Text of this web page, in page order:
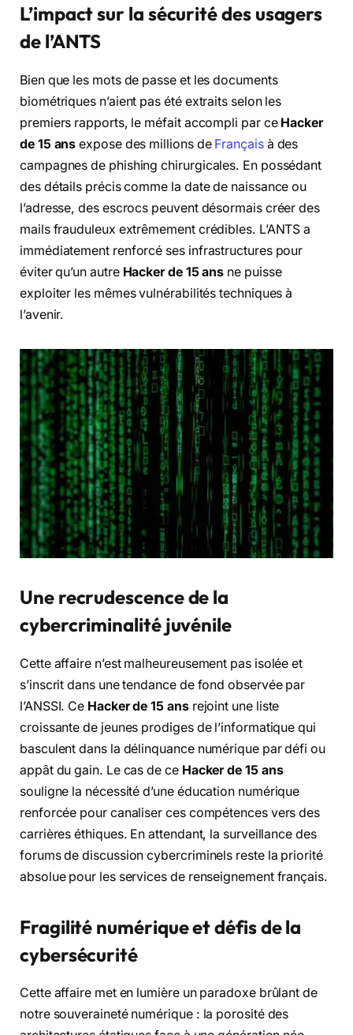
L’impact sur la sécurité des usagers
de l’ANTS
Bien que les mots de passe et les documents
biométriques n’aient pas été extraits selon les
premiers rapports, le méfait accompli par ce Hacker
de 15 ans expose des millions de Françaisà des
campagnes de phishing chirurgicales. En possédant
des détails précis comme la date de naissance ou
l’adresse, des escrocs peuvent désormais créer des
mails frauduleux extrêmement crédibles. L’ANTS a
immédiatement renforcé ses infrastructures pour
éviter qu’un autre Hacker de 15 ans ne puisse
exploiter les mêmes vulnérabilités techniques à
l’avenir.
Une recrudescence de la
cybercriminalité juvénile
Cette affaire n’est malheureusement pas isolée et
s’inscrit dans une tendance de fond observée par
l’ANSSI. Ce Hacker de 15 ansrejoint une liste
croissante de jeunes prodiges de l’informatique qui
basculent dans la délinquance numérique par défi ou
appât du gain. Le cas de ce Hacker de 15 ans
souligne la nécessité d’une éducation numérique
renforcée pour canaliser ces compétences vers des
carrières éthiques. En attendant, la surveillance des
forums de discussion cybercriminels reste la priorité
absolue pour les services de renseignement français.
Fragilité numérique et défis de la
cybersécurité
Cette affaire met en lumière un paradoxe brûlant de
notre souveraineté numérique : la porosité des